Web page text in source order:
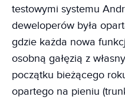
testowymi systemu
deweloperów była
gdzie każda nowa
osobną gałęzią z
początku bieżącego
opartego na pieniu